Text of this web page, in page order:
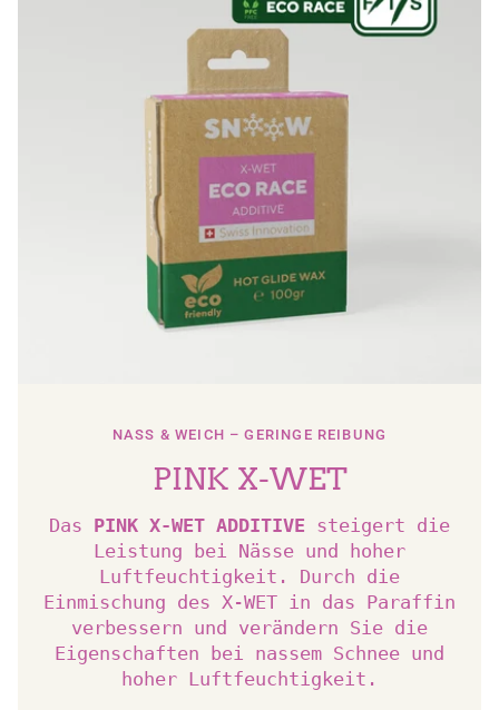
NASS & WEICH – GERINGE REIBUNG
PINK X-WET
Das PINK X-WET ADDITIVE steigert die
Leistung bei Nässe und hoher
Luftfeuchtigkeit. Durch die
Einmischung des X-WET in das Paraffin
verbessern und verändern Sie die
Eigenschaften bei nassem Schnee und
hoher Luftfeuchtigkeit.